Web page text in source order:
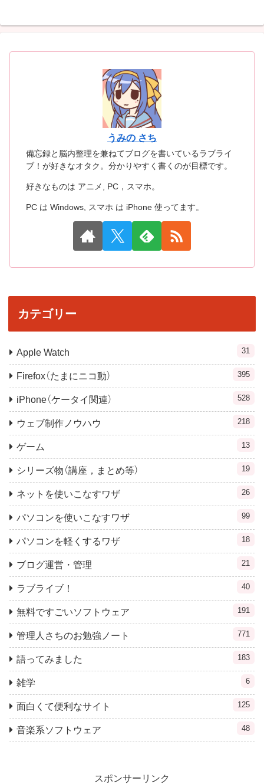
うみの さち
備忘録と脳内整理を兼ねてブログを書いているラブライ
ブ！が好きなオタク。分かりやすく書くのが目標です。
好きなものは アニメ, PC，スマホ。
PC は Windows, スマホ は iPhone 使ってます。
カテゴリー
Apple Watch 31
Firefox（たまにニコ動） 395
iPhone（ケータイ関連） 528
ウェブ制作ノウハウ 218
ゲーム 13
シリーズ物（講座，まとめ等） 19
ネットを使いこなすワザ 26
パソコンを使いこなすワザ 99
パソコンを軽くするワザ 18
ブログ運営・管理 21
ラブライブ！ 40
無料ですごいソフトウェア 191
管理人さちのお勉強ノート 771
語ってみました 183
雑学 6
面白くて便利なサイト 125
音楽系ソフトウェア 48
スポンサーリンク